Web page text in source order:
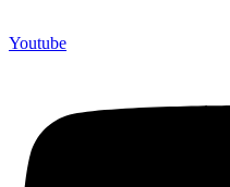
Youtube